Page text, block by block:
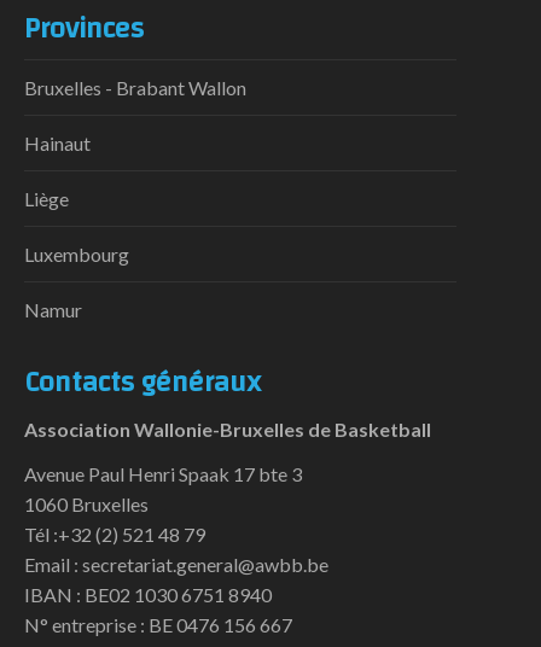
Provinces
Bruxelles - Brabant Wallon
Hainaut
Liège
Luxembourg
Namur
Contacts généraux
Association Wallonie-Bruxelles de Basketball
Avenue Paul Henri Spaak 17 bte 3
1060 Bruxelles
Tél :+32 (2) 521 48 79
Email : secretariat.general@awbb.be
IBAN : BE02 1030 6751 8940
N° entreprise : BE 0476 156 667